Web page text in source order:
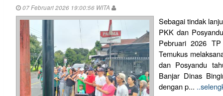
07 Februari 2026 19:00:56 WITA
Sebagai tindak
PKK dan
Pebruari 2026
Temukus
dan Posyandu
Banjar Dinas
dengan p...